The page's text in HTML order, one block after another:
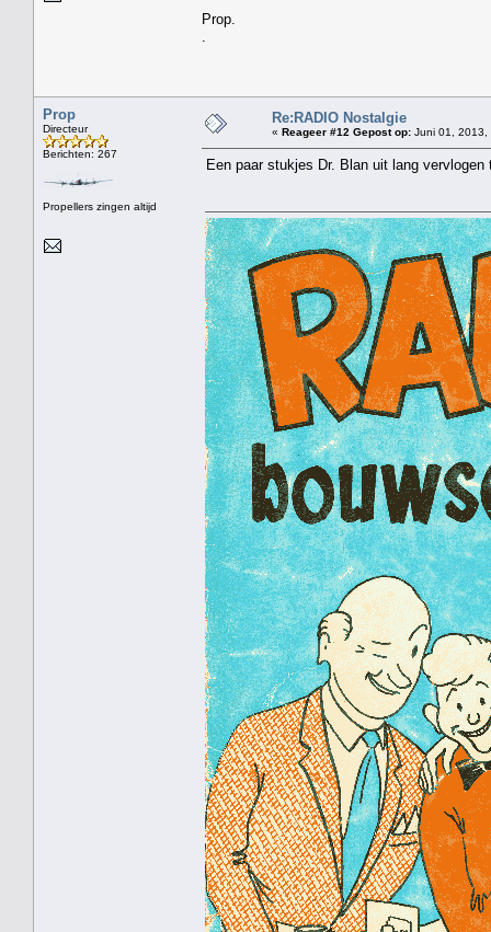
Prop.
Prop
Directeur
Berichten: 267
Propellers zingen altijd
Re:RADIO Nostalgie
« Reageer #12 Gepost op: Juni 01, 2013,
Een paar stukjes Dr. Blan uit lang vervlogen